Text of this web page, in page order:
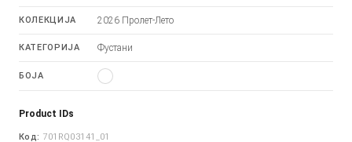
КОЛЕКЦИЈА 2026 Пролет-Лето
КАТЕГОРИЈА Фустани
БОЈА
Product IDs
Код: 701RQ03141_01